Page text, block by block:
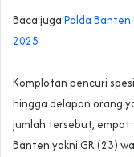
Baca juga ‎Polda Banten
2025
‎Komplotan pencuri
hingga delapan orang
jumlah tersebut, empat
Banten yakni GR (23)